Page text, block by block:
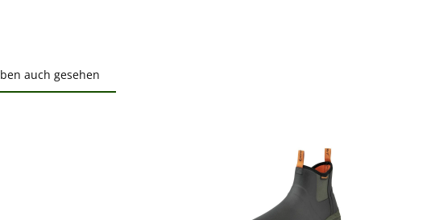
auch gesehen